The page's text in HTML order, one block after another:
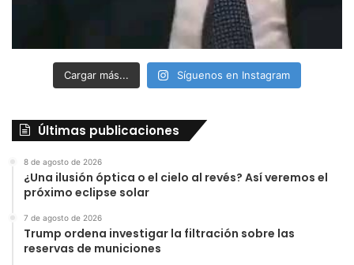
Cargar más... Síguenos en Instagram
Últimas publicaciones
8 de agosto de 2026
¿Una ilusión óptica o el cielo al revés? Así veremos el
próximo eclipse solar
7 de agosto de 2026
Trump ordena investigar la filtración sobre las
reservas de municiones